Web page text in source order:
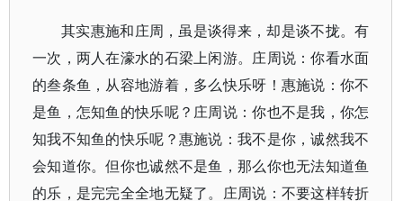
其实惠施和庄周，虽是谈得来，却是谈不拢。有
一次，两人在濠水的石梁上闲游。庄周说：你看水面
的叁条鱼，从容地游着，多么快乐呀！惠施说：你不
是鱼，怎知鱼的快乐呢？庄周说：你也不是我，你怎
知我不知鱼的快乐呢？惠施说：我不是你，诚然我不
会知道你。但你也诚然不是鱼，那么你也无法知道鱼
的乐，是完完全全地无疑了。庄周说：不要这样转折